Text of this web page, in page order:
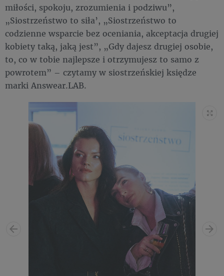
miłości, spokoju, zrozumienia i podziwu”,
„Siostrzeństwo to siła’, „Siostrzeństwo to
codzienne wsparcie bez oceniania, akceptacja drugiej
kobiety taką, jaką jest”, „Gdy dajesz drugiej osobie,
to, co w tobie najlepsze i otrzymujesz to samo z
powrotem” – czytamy w siostrzeńskiej księdze
marki Answear.LAB.